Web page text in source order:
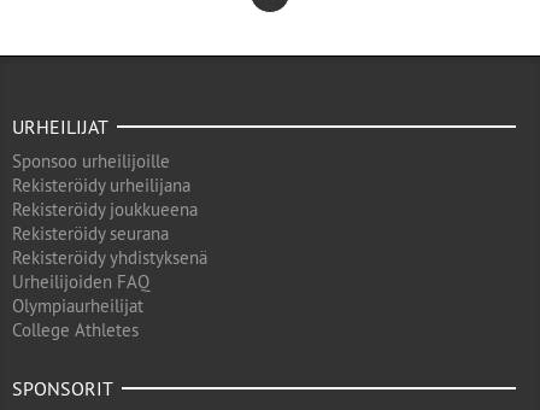
URHEILIJAT
Sponsoo urheilijoille
Rekisteröidy urheilijana
Rekisteröidy joukkueena
Rekisteröidy seurana
Rekisteröidy yhdistyksenä
Urheilijoiden FAQ
Olympiaurheilijat
College Athletes
SPONSORIT